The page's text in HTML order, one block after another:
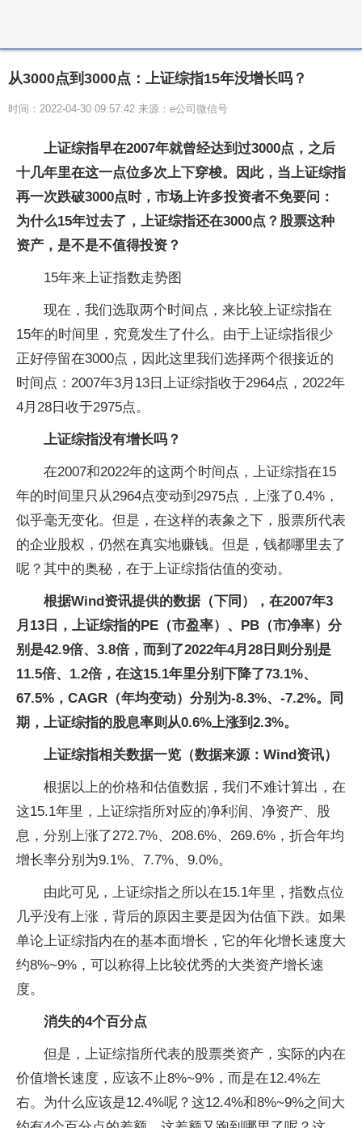
从3000点到3000点：上证综指15年没增长吗？
时间：2022-04-30 09:57:42 来源：e公司微信号
上证综指早在2007年就曾经达到过3000点，之后
十几年里在这一点位多次上下穿梭。因此，当上证综指
再一次跌破3000点时，市场上许多投资者不免要问：
为什么15年过去了，上证综指还在3000点？股票这种
资产，是不是不值得投资？
15年来上证指数走势图
现在，我们选取两个时间点，来比较上证综指在
15年的时间里，究竟发生了什么。由于上证综指很少
正好停留在3000点，因此这里我们选择两个很接近的
时间点：2007年3月13日上证综指收于2964点，2022年
4月28日收于2975点。
上证综指没有增长吗？
在2007和2022年的这两个时间点，上证综指在15
年的时间里只从2964点变动到2975点，上涨了0.4%，
似乎毫无变化。但是，在这样的表象之下，股票所代表
的企业股权，仍然在真实地赚钱。但是，钱都哪里去了
呢？其中的奥秘，在于上证综指估值的变动。
根据Wind资讯提供的数据（下同），在2007年3
月13日，上证综指的PE（市盈率）、PB（市净率）分
别是42.9倍、3.8倍，而到了2022年4月28日则分别是
11.5倍、1.2倍，在这15.1年里分别下降了73.1%、
67.5%，CAGR（年均变动）分别为-8.3%、-7.2%。同
期，上证综指的股息率则从0.6%上涨到2.3%。
上证综指相关数据一览（数据来源：Wind资讯）
根据以上的价格和估值数据，我们不难计算出，在
这15.1年里，上证综指所对应的净利润、净资产、股
息，分别上涨了272.7%、208.6%、269.6%，折合年均
增长率分别为9.1%、7.7%、9.0%。
由此可见，上证综指之所以在15.1年里，指数点位
几乎没有上涨，背后的原因主要是因为估值下跌。如果
单论上证综指内在的基本面增长，它的年化增长速度大
约8%~9%，可以称得上比较优秀的大类资产增长速
度。
消失的4个百分点
但是，上证综指所代表的股票类资产，实际的内在
价值增长速度，应该不止8%~9%，而是在12.4%左
右。为什么应该是12.4%呢？这12.4%和8%~9%之间大